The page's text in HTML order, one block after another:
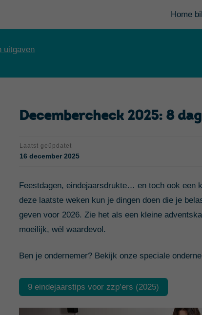
Home
uitgaven
Decembercheck 2025: 8
Laatst geüpdatet
16 december 2025
Feestdagen, eindejaarsdrukte… en toch ook een
deze laatste weken kun je dingen doen die je
geven voor 2026. Zie het als een kleine
moeilijk, wél waardevol.
Ben je ondernemer? Bekijk onze speciale
9 eindejaarstips voor zzp’ers (2025)